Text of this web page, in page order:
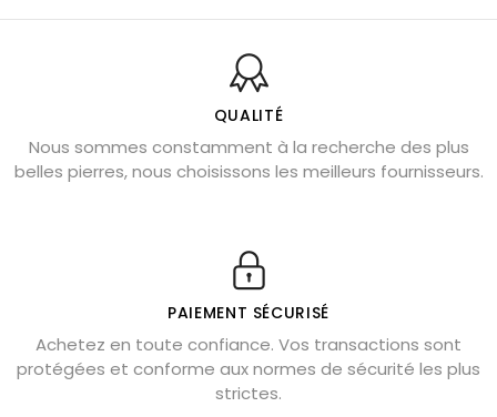
Bienfaits de la sélénite – pierre des anges
L’améthyste est-elle faite pour moi ?
Chrysocolle : pierre apaisante
Obsidienne dorée : vertus et signification
Véritable citrine naturelle non chauffée
Où placer la citrine dans la maison
Cornaline : propriétés magiques
Capricorne : quelles pierres choisir
QUALITÉ
Nous sommes constamment à la recherche des plus
belles pierres, nous choisissons les meilleurs fournisseurs.
PAIEMENT SÉCURISÉ
Achetez en toute confiance. Vos transactions sont
protégées et conforme aux normes de sécurité les plus
strictes.